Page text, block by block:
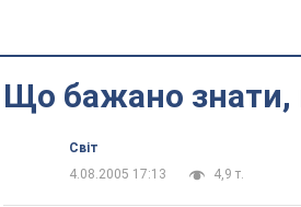
Що бажано знати,
Світ
4.08.2005 17:13
4,9 т.